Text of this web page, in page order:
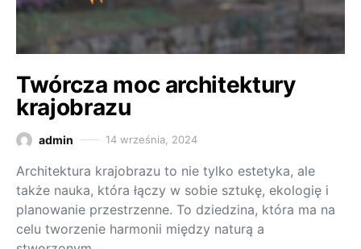
Twórcza moc architektury
krajobrazu
admin 14 września, 2024
Architektura krajobrazu to nie tylko estetyka, ale
także nauka, która łączy w sobie sztukę, ekologię i
planowanie przestrzenne. To dziedzina, która ma na
celu tworzenie harmonii między naturą a